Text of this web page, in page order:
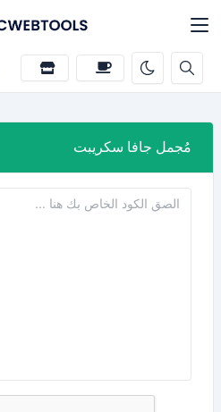
مُجمل جافا سكريبت